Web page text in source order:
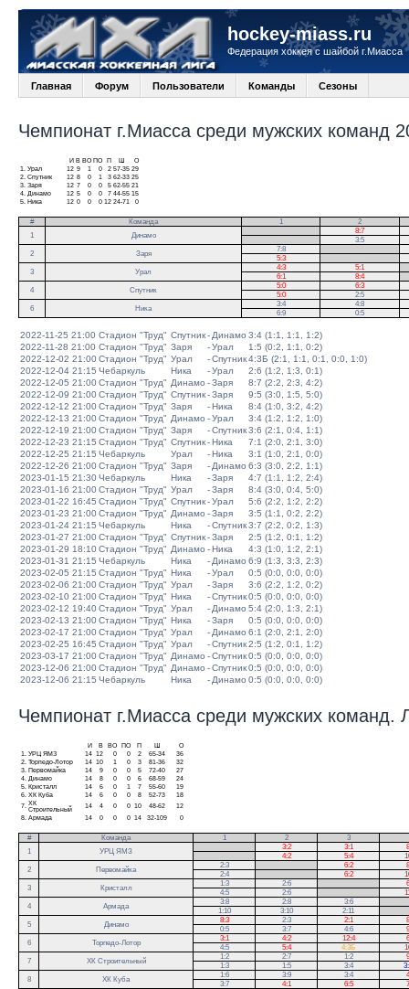
hockey-miass.ru
Федерация хоккея с шайбой г.Миасса
Главная Форум Пользователи Команды Сезоны
Чемпионат г.Миасса среди мужских команд
И В ВО ПО П
О
1.
Урал 12 9 1 0 2 57-35 29
2. Спутник 12 8 0 1 3 62-33 25
3. Заря 12 7 0 0 5 62-55 21
4.
Динамо 12 5 0 0 7 44-55 15
5.
Ника 12 0 0 0 12 24-71 0
# Команда 1
2
1
Динамо
8:7
3:5
2
Заря
7:8
5:3
3
Урал
4:3 5:1
6:1
8:4
4
Спутник
5:0
6:3
5:0
2:5
6
Ника
3:4
4:8
6:9
0:5
2022-11-25 21:00 Стадион "Труд" Спутник- Динамо 3:4 (1:1, 1:1, 1:2)
2022-11-28 21:00 Стадион "Труд" Заря -Урал
1:5 (0:2, 1:1, 0:2)
2022-12-02 21:00Стадион "Труд" Урал -Спутник4:3Б (2:1, 1:1, 0:1, 0:0, 1:0)
2022-12-04 21:15 Чебаркуль Ника -Урал
2:6 (1:2, 1:3, 0:1)
2022-12-05 21:00Стадион "Труд" Динамо -Заря
8:7 (2:2, 2:3, 4:2)
2022-12-09 21:00Стадион "Труд" Спутник-Заря
9:5 (3:0, 1:5, 5:0)
2022-12-12 21:00Стадион "Труд" Заря -Ника
8:4 (1:0, 3:2, 4:2)
2022-12-13 21:00Стадион "Труд" Динамо -Урал
3:4 (1:2, 1:2, 1:0)
2022-12-19 21:00Стадион "Труд" Заря -Спутник3:6 (2:1, 0:4, 1:1)
2022-12-23 21:15 Стадион "Труд" Спутник-Ника
7:1 (2:0, 2:1, 3:0)
2022-12-25 21:15 Чебаркуль Урал -Ника
3:1 (1:0, 2:1, 0:0)
2022-12-26 21:00Стадион "Труд" Заря - Динамо 6:3 (3:0, 2:2, 1:1)
2023-01-15 21:30Чебаркуль Ника -Заря
4:7 (1:1, 1:2, 2:4)
2023-01-16 21:00Стадион "Труд" Урал -Заря
8:4 (3:0, 0:4, 5:0)
2023-01-22 16:45 Стадион "Труд" Спутник-Урал
5:6 (2:2, 1:2, 2:2)
2023-01-23 21:00Стадион "Труд" Динамо -Заря
3:5 (1:1, 0:2, 2:2)
2023-01-24 21:15 Чебаркуль Ника -Спутник3:7 (2:2, 0:2, 1:3)
2023-01-27 21:00Стадион "Труд" Спутник-Заря
2:5 (1:2, 0:1, 1:2)
2023-01-29 18:10Стадион "Труд" Динамо -Ника
4:3 (1:0, 1:2, 2:1)
2023-01-31 21:15 Чебаркуль Ника - Динамо 6:9 (1:3, 3:3, 2:3)
2023-02-05 21:15 Стадион "Труд" Ника -Урал
0:5 (0:0, 0:0, 0:0)
2023-02-06 21:00Стадион "Труд" Урал -Заря
3:6 (2:2, 1:2, 0:2)
2023-02-10 21:00Стадион "Труд" Ника -Спутник0:5 (0:0, 0:0, 0:0)
2023-02-12 19:40Стадион "Труд" Урал - Динамо 5:4 (2:0, 1:3, 2:1)
2023-02-13 21:00Стадион "Труд" Ника -Заря
0:5 (0:0, 0:0, 0:0)
2023-02-17 21:00Стадион "Труд" Урал - Динамо 6:1 (2:0, 2:1, 2:0)
2023-02-25 16:45 Стадион "Труд" Урал -Спутник2:5 (1:2, 0:1, 1:2)
2023-03-17 21:00Стадион "Труд" Динамо -Спутник0:5 (0:0, 0:0, 0:0)
2023-12-06 21:00Стадион "Труд" Динамо -Спутник0:5 (0:0, 0:0, 0:0)
2023-12-06 21:15 Чебаркуль Ника - Динамо 0:5 (0:0, 0:0, 0:0)
Чемпионат г.Миасса среди мужских команд.
И В ВО ПО П
О
1.
УРЦ ЯМЗ 14 12 0 0 2 65-34
36
2. Торпедо-Лотор 14 10 1 0 3 81-36
32
3.
Первомайка 14 9 0 0 5 72-40
27
4.
Динамо 14 8 0 0 6 68-59
24
5.
Кристалл 14 6 0 1 7 55-60
19
6. ХК Куба 14 6 0 0 8 52-73
18
7. ХК
Строительный
14 4 0 0 10 48-62
12
8. Армада 14 0 0 0 14 32-109 0
# Команда 1 2 3
1
УРЦ ЯМЗ
3:2 3:1
4:2 5:4
2
Первомайка
2:3 6:2
2:4
6:2
3
Кристалл
1:3 2:6
4:5
2:6
4
Армада
3:8 2:8 3:6
1:10
3:10 2:11
5
Динамо
8:3 2:3 2:1
0:5
3:7 4:6
6
Торпедо-Лотор
3:1 4:2 12:4
4:5
5:4 4:3Б
7
ХК Строительный
1:2 2:7 1:2
1:3
1:5 3:4
8
ХК Куба
1:6 3:9 3:4
3:7
4:1 6:5